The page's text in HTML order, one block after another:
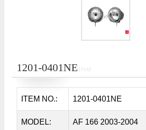
1201-0401NE│FIAT
ITEM NO.: 1201-0401NE
MODEL: AF 166 2003-2004